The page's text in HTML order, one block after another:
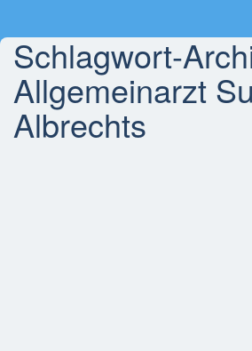
Schlagwort-
Allgemeinarzt
Albrechts